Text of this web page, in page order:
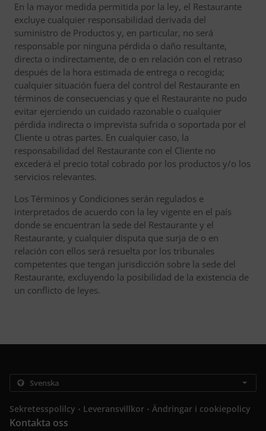
En la mayor medida permitida por la ley, el Restaurante
excluye cualquier responsabilidad derivada del
suministro de Productos y, en particular, no será
responsable por ninguna pérdida o daño resultante,
directa o indirectamente, de o en relación con el retraso
después de la hora estimada de entrega o recogida;
cualquier situación fuera del control del Restaurante en
términos de consecuencias y que el Restaurante no pudo
evitar ejerciendo un cuidado razonable o cualquier
pérdida indirecta o imprevista sufrida o soportada por el
Cliente u otras partes. En cualquier caso, la
responsabilidad del Restaurante con el Cliente no
excederá el precio total cobrado por los productos y/o los
servicios relevantes.
Los Términos y Condiciones serán regulados e
interpretados de acuerdo con la ley vigente en el país
donde se encuentran la sede del Restaurante y el
Restaurante, y cualquier disputa que surja de o en
relación con ellos será resuelta por los tribunales
competentes que tengan jurisdicción sobre la sede del
Restaurante, excluyendo la posibilidad de la existencia de
un conflicto de leyes.
Sekretesspolilcy . Leveransvillkor . Ändringar i cookiepolicy
Kontakta oss